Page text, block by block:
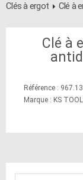
Clés à ergot
Clé à
Clé à
Référence :
Marque : KS